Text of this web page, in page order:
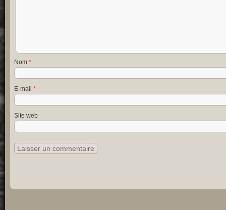
Nom *
E-mail *
Site web